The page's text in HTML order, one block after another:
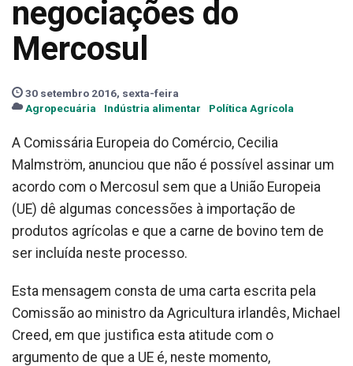
negociações do
Mercosul
30 setembro 2016, sexta-feira
Agropecuária
Indústria alimentar Política Agrícola
A Comissária Europeia do Comércio, Cecilia
Malmström, anunciou que não é possível assinar um
acordo com o Mercosul sem que a União Europeia
(UE) dê algumas concessões à importação de
produtos agrícolas e que a carne de bovino tem de
ser incluída neste processo.
Esta mensagem consta de uma carta escrita pela
Comissão ao ministro da Agricultura irlandês, Michael
Creed, em que justifica esta atitude com o
argumento de que a UE é, neste momento,